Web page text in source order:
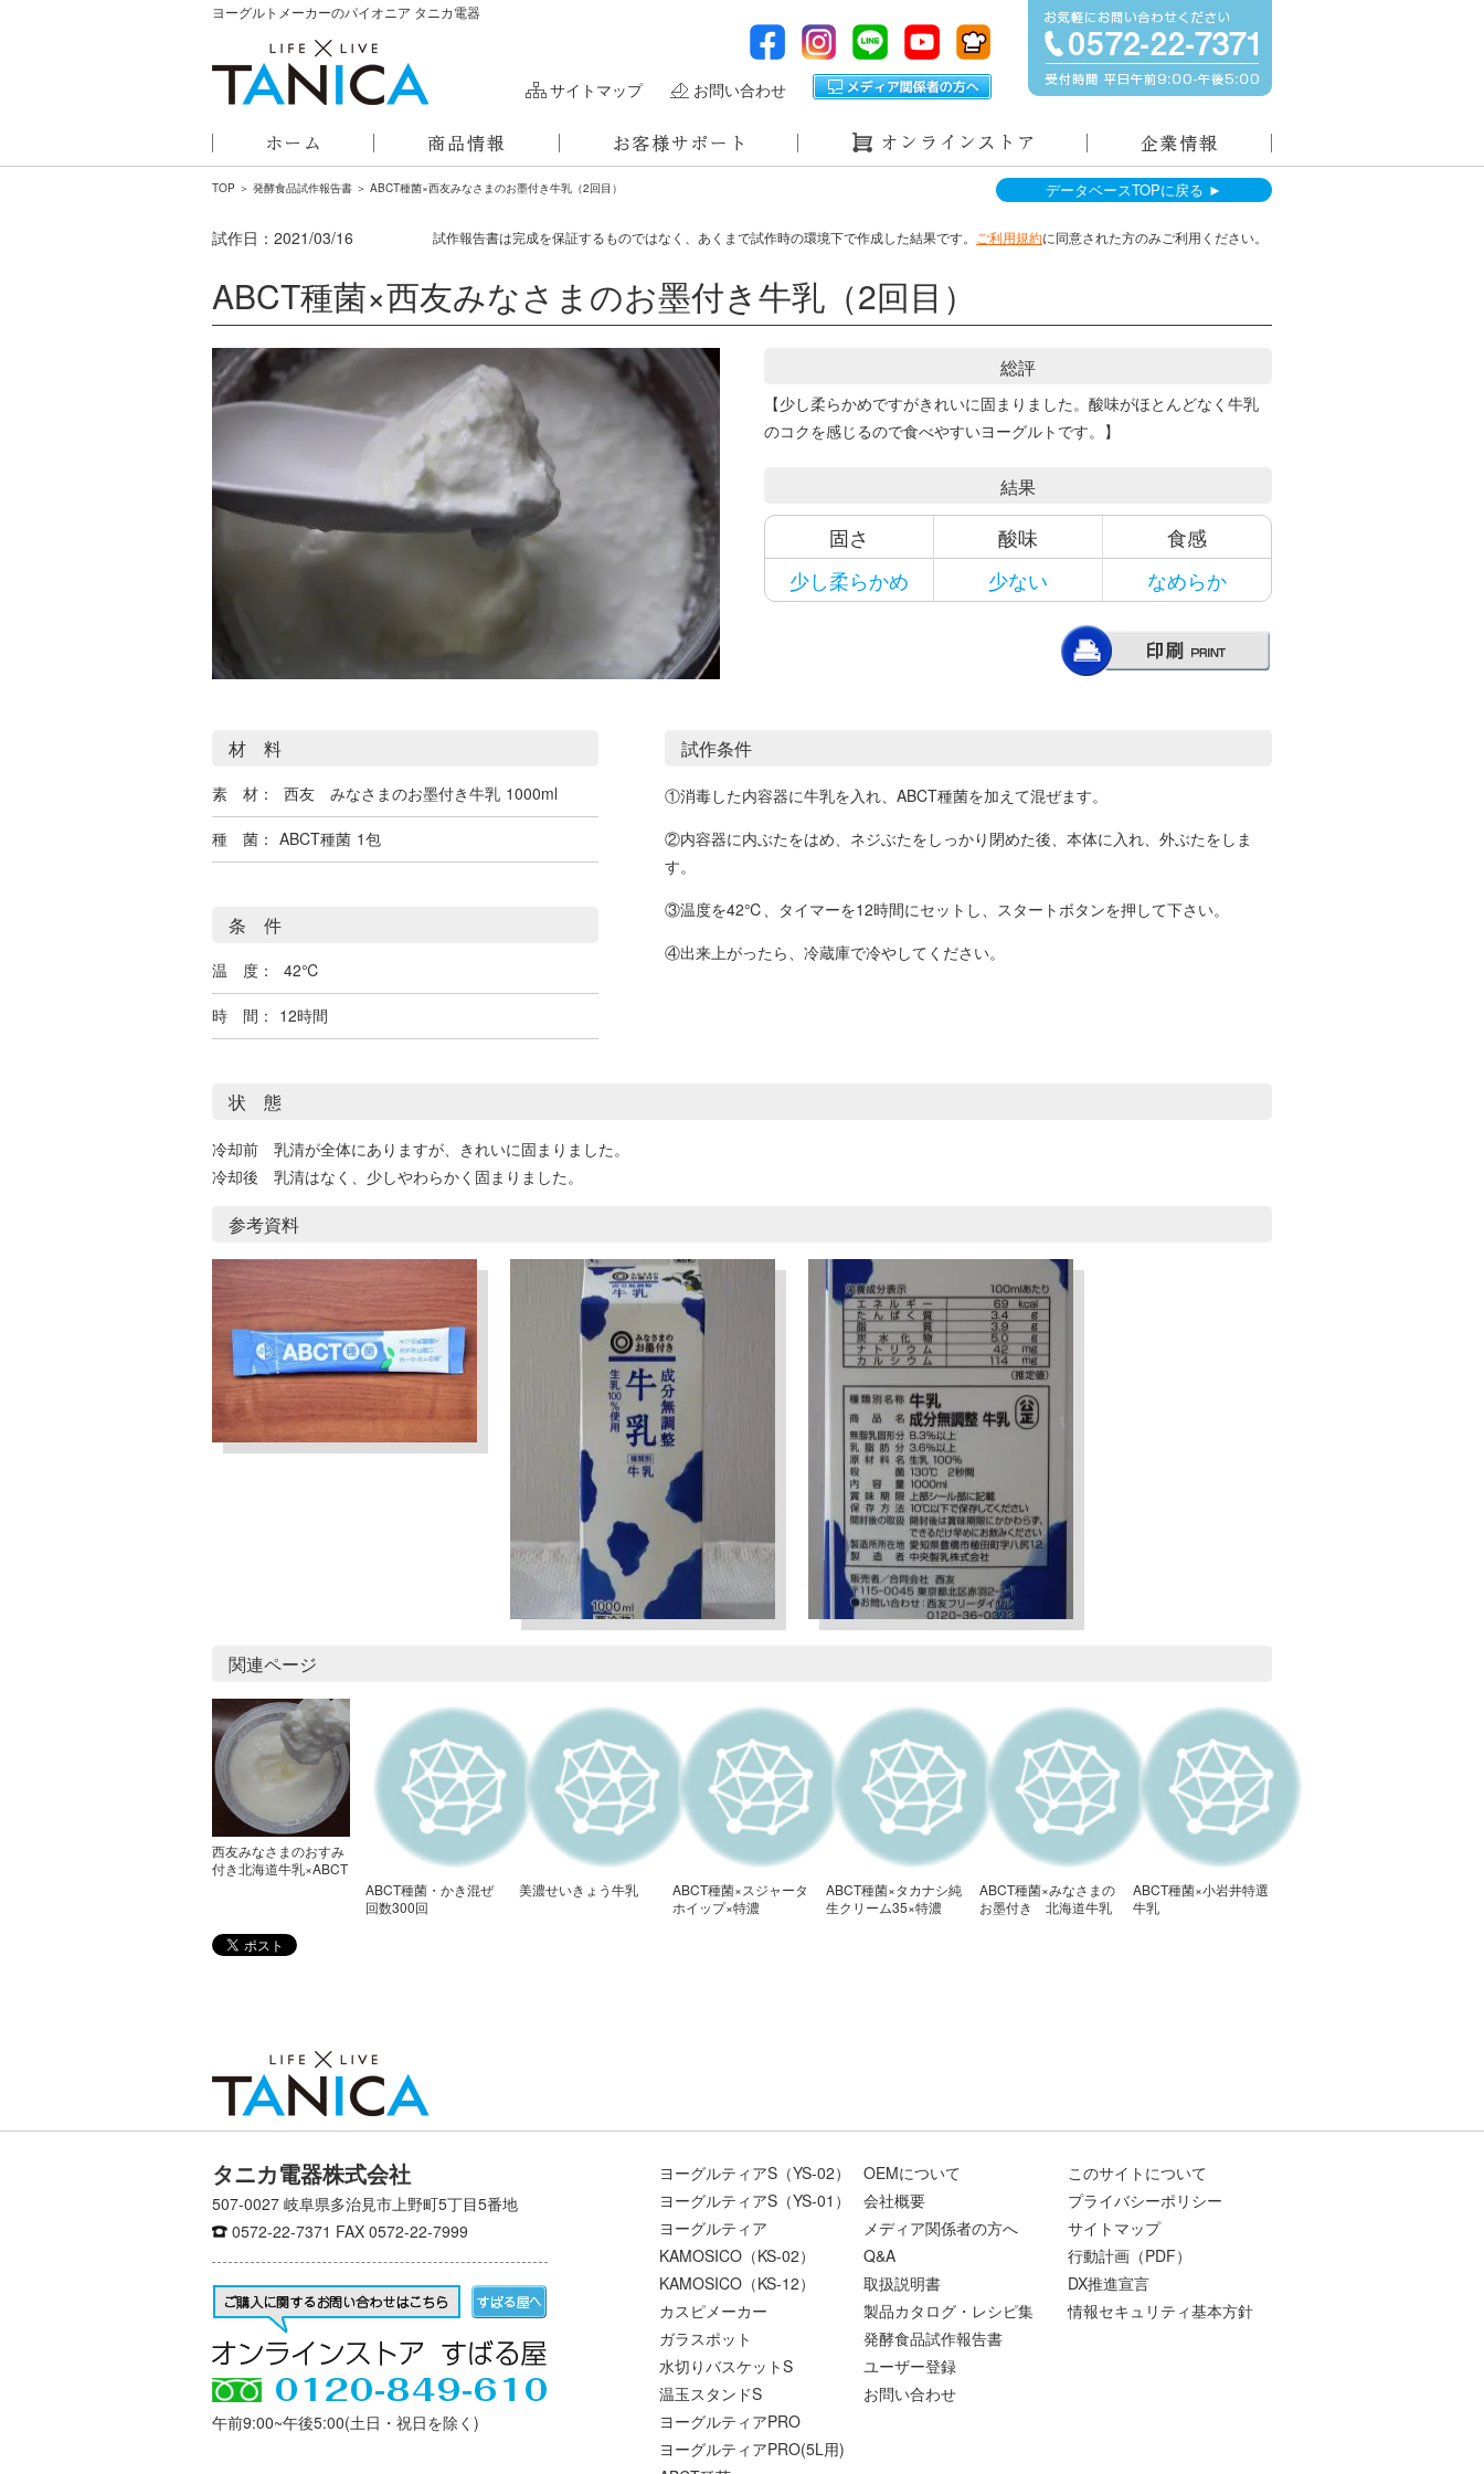
ヨーグルトメーカーのパイオニア タニカ電器
サイトマップ お問い合わせ
TOP ＞ 発酵食品試作報告書 ＞ ABCT種菌×西友みなさまのお墨付き牛乳（2回目） データベースTOPに戻る ►
試作報告書は完成を保証するものではなく、あくまで試作時の環境下で作成した結果です。 ご利用規約に同意された方のみご利用ください。
試作日： 2021/03/16
ABCT種菌×西友みなさまのお墨付き牛乳（2回目）
総評
【少し柔らかめですがきれいに固まりました。酸味がほとんどなく牛乳
のコクを感じるので食べやすいヨーグルトです。】
結果
固さ 酸味
食感
少し柔らかめ
少ない なめらか
材 料
素 材： 西友 みなさまのお墨付き牛乳 1000ml
種 菌： ABCT種菌 1包
条 件
温 度： 42℃
時 間： 12時間
試作条件
①消毒した内容器に牛乳を入れ、ABCT種菌を加えて混ぜます。
②内容器に内ぶたをはめ、ネジぶたをしっかり閉めた後、本体に入れ、外ぶたをしま
す。
③温度を42℃、タイマーを12時間にセットし、スタートボタンを押して下さい。
④出来上がったら、冷蔵庫で冷やしてください。
状 態
冷却前 乳清が全体にありますが、きれいに固まりました。
冷却後 乳清はなく、少しやわらかく固まりました。
参考資料
関連ページ
西友みなさまのおすみ
付き北海道牛乳×ABCT
ABCT種菌・かき混ぜ
回数300回
美濃せいきょう牛乳
ABCT種菌×スジャータ
ホイップ×特濃
ABCT種菌×タカナシ純
生クリーム35×特濃
ABCT種菌×みなさまの
お墨付き 北海道牛乳
ABCT種菌×小岩井特選
牛乳
タニカ電器株式会社
507-0027 岐阜県多治見市上野町5丁目5番地
0572-22-7371 FAX 0572-22-7999
午前9:00~午後5:00(土日・祝日を除く)
ヨーグルティアS（YS-02）
ヨーグルティアS（YS-01）
ヨーグルティア
KAMOSICO（KS-02）
KAMOSICO（KS-12）
カスピメーカー
ガラスポット
水切りバスケットS
温玉スタンドS
ヨーグルティアPRO
ヨーグルティアPRO(5L用)
OEMについて
会社概要
メディア関係者の方へ
Q&A
取扱説明書
製品カタログ・レシピ集
発酵食品試作報告書
ユーザー登録
お問い合わせ
このサイトについて
プライバシーポリシー
サイトマップ
行動計画（PDF）
DX推進宣言
情報セキュリティ基本方針